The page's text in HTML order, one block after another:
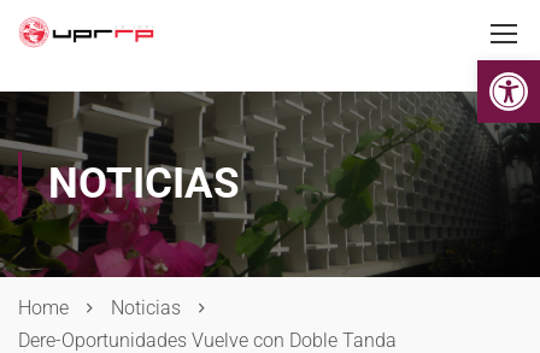
NOTICIAS
Home
Noticias
Dere-Oportunidades Vuelve con Doble Tanda